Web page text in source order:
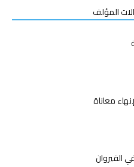
المؤلف
معاناة
القيروان